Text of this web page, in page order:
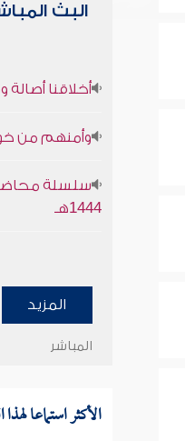
البث
أخلاقنا
وأمنهم من
سلسلة
1444هـ
المزيد
المباشر
الأكثر استماعا